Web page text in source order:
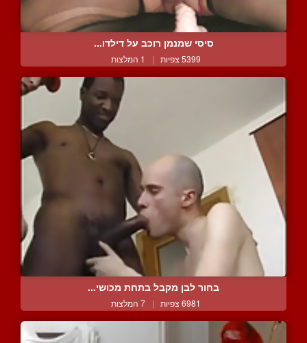
סיסי שמנמן רוכב על דילדו...
5399 צפיות | 1 המלצות
בחור לבן מקבל בתחת מכושי...
6981 צפיות | 7 המלצות